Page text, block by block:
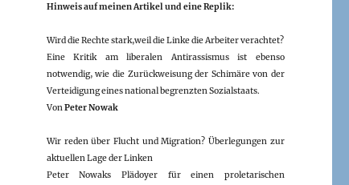
Hinweis auf meinen Artikel und eine Replik:
Wird die Rechte stark,weil die Linke die Arbeiter verachtet?
Eine Kritik am liberalen Antirassismus ist ebenso
notwendig, wie die Zurückweisung der Schimäre von der
Verteidigung eines national begrenzten Sozialstaats.
VonPeter Nowak
Wir reden über Flucht und Migration? Überlegungen zur
aktuellen Lage der Linken
Peter Nowaks Plädoyer für einen proletarischen